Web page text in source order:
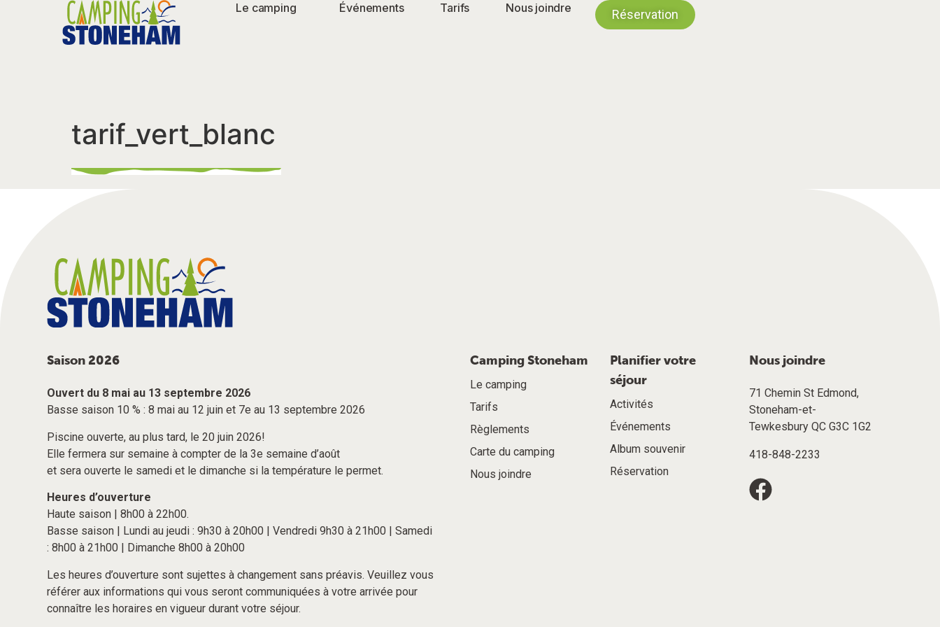
Le camping Événements Tarifs Nous joindre Réservation
tarif_vert_blanc
Saison 2026
Ouvert du 8 mai au 13 septembre 2026
Basse saison 10 % : 8 mai au 12 juin et 7e au 13 septembre 2026
Piscine ouverte, au plus tard, le 20 juin 2026!
Elle fermera sur semaine à compter de la 3e semaine d’août
et sera ouverte le samedi et le dimanche si la température le permet.
Heures d’ouverture
Haute saison | 8h00 à 22h00.
Basse saison | Lundi au jeudi : 9h30 à 20h00 | Vendredi 9h30 à 21h00 | Samedi
: 8h00 à 21h00 | Dimanche 8h00 à 20h00
Les heures d’ouverture sont sujettes à changement sans préavis. Veuillez vous
référer aux informations qui vous seront communiquées à votre arrivée pour
connaître les horaires en vigueur durant votre séjour.
Camping Stoneham
Le camping
Tarifs
Règlements
Carte du camping
Nous joindre
Planifier votre
séjour
Activités
Événements
Album souvenir
Réservation
Nous joindre
71 Chemin St Edmond,
Stoneham-et-
Tewkesbury QC G3C 1G2
418-848-2233